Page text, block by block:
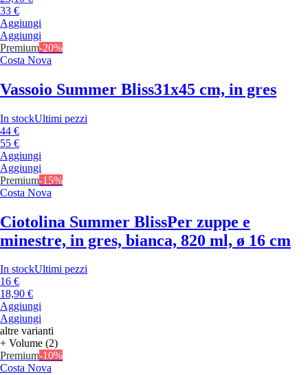
33 €
Aggiungi
Aggiungi
Premium-20%
Costa Nova
Vassoio Summer Bliss31x45 cm, in gres
In stockUltimi pezzi
44 €
55 €
Aggiungi
Aggiungi
Premium-15%
Costa Nova
Ciotolina Summer BlissPer zuppe e
minestre, in gres, bianca, 820 ml, ø 16 cm
In stockUltimi pezzi
16 €
18,90 €
Aggiungi
Aggiungi
altre varianti
+ Volume (2)
Premium-10%
Costa Nova